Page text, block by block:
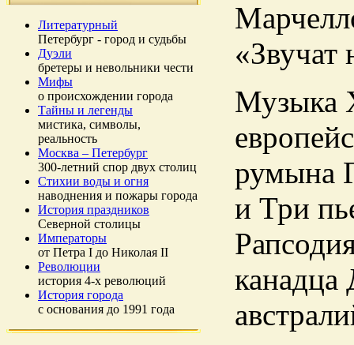
Литературный
Петербург - город и судьбы
Дуэли
бретеры и невольники чести
Мифы
о происхождении города
Тайны и легенды
мистика, символы,
реальность
Москва – Петербург
300-летний спор двух столиц
Стихии воды и огня
наводнения и пожары города
История праздников
Северной столицы
Императоры
от Петра I до Николая II
Революции
история 4-х революций
История города
с основания до 1991 года
«Звучат
Музыка
румына
и Три
канадца